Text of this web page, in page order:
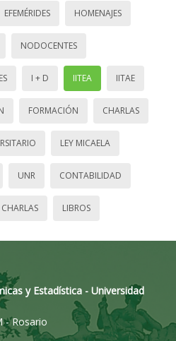
EFEMÉRIDES HOMENAJES
NODOCENTES
I + D IITEA IITAE
FORMACIÓN CHARLAS
LEY MICAELA
UNR CONTABILIDAD
CHARLAS LIBROS
y Estadística - Universidad
- Rosario